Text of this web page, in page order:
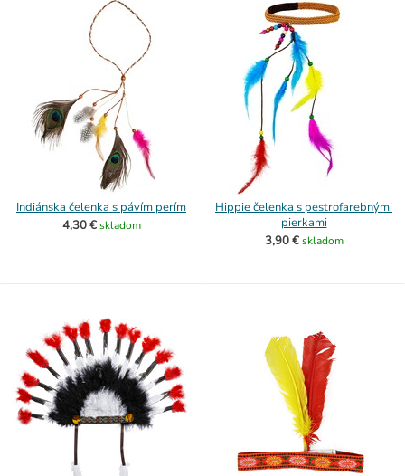
Indiánska čelenka s pávím perím
4,30 € skladom
Hippie čelenka s pestrofarebnými
pierkami
3,90 € skladom